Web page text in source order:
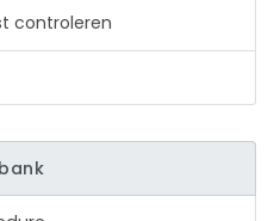
controleren